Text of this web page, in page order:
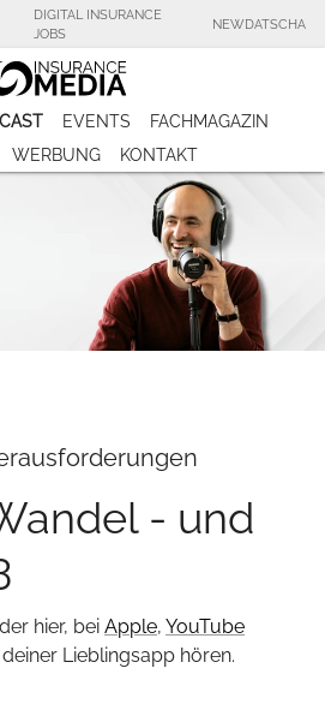
DIGITAL INSURANCE
JOBS
NEWDATSCHA
EVENTS
FACHMAGAZIN
WERBUNG KONTAKT
- und
hier, bei Apple, YouTube
Lieblingsapp hören.